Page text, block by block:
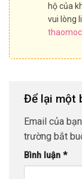
hộ của
vui lòng
Để lại một
Email của
trường bắt
Bình luận *